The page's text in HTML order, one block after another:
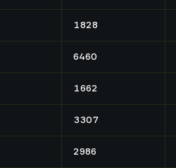
1828
6460
1662
3307
2986